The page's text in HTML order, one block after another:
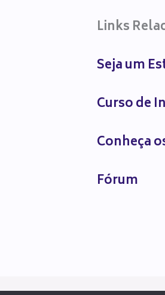
Links
Seja um
Curso de
Conheça
Fórum